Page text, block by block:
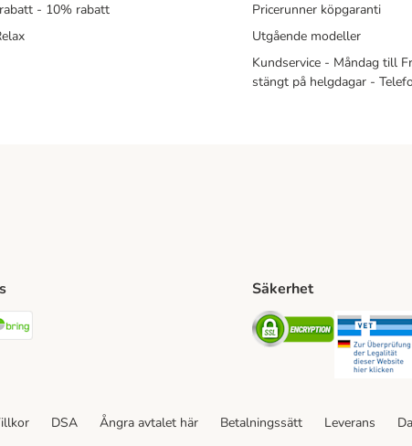
- 10% rabatt
Pricerunner köpgaranti
Utgående modeller
Kundservice - Måndag till
stängt på helgdagar -
Method
Shipping Method
Säkerhet
Security
DSA Ångra avtalet här Betalningssätt Leverans